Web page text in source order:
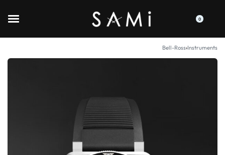
0
Bell-Ross›Instruments